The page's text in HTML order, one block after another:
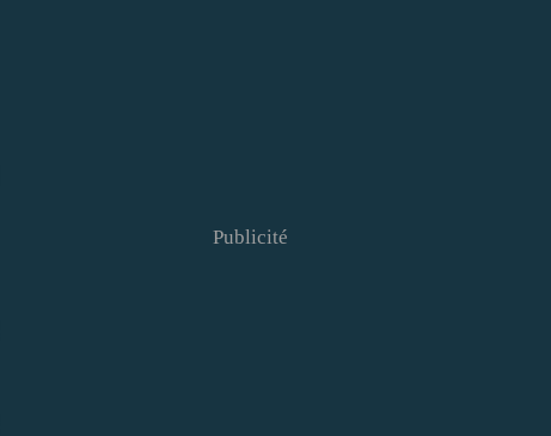
Publicité